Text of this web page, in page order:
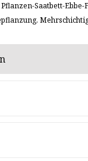
Saatbett-